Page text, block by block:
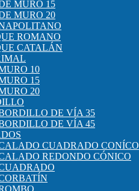
MURO 15
MURO 20
ROMANO
CATALÁN
10
15
20
DE VÍA 35
DE VÍA 45
CUADRADO CONÍCO
REDONDO CÓNICO